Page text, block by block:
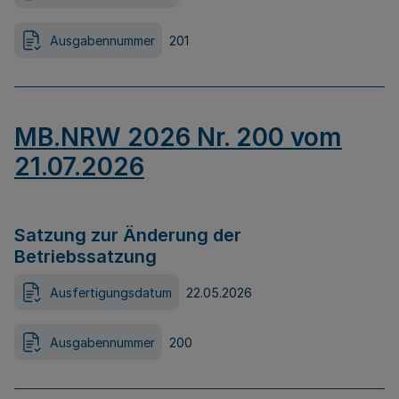
Ausgabennummer 201
MB.NRW 2026 Nr. 200 vom
21.07.2026
Satzung zur Änderung der
Betriebssatzung
Ausfertigungsdatum 22.05.2026
Ausgabennummer 200